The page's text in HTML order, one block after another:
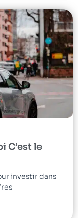
C’est le
investir dans